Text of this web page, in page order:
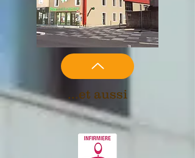
...et aussi